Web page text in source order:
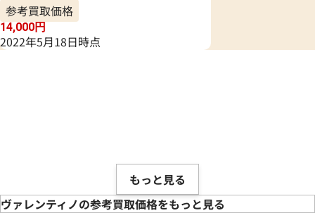
参考買取価格
14,000円
2022年5月18日時点
もっと見る
ヴァレンティノの参考買取価格をもっと見る